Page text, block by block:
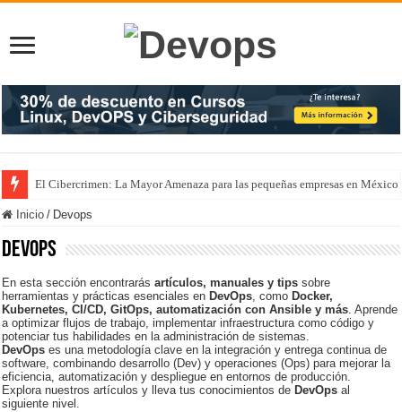
El Cibercrimen: La Mayor Amenaza para las pequeñas empresas en México
Inicio / Devops
Devops
En esta sección encontrarásartículos, manuales y tips sobre
herramientas y prácticas esenciales en DevOps, como Docker,
Kubernetes, CI/CD, GitOps, automatización con Ansible y más. Aprende
a optimizar flujos de trabajo, implementar infraestructura como código y
potenciar tus habilidades en la administración de sistemas.
DevOps es una metodología clave en la integración y entrega continua de
software, combinando desarrollo (Dev) y operaciones (Ops) para mejorar la
eficiencia, automatización y despliegue en entornos de producción.
Explora nuestros artículos y lleva tus conocimientos de DevOps al
siguiente nivel.